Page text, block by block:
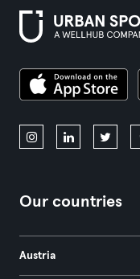
Our countries
Austria